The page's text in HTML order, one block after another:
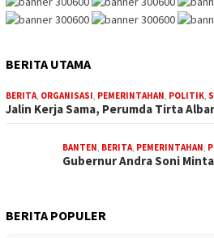
BERITA UTAMA
BERITA, ORGANISASI, PEMERINTAHAN, POLITIK,
Jalin Kerja Sama, Perumda Tirta
BANTEN, BERITA, PEMERINTAHAN,
Gubernur Andra Soni
BERITA POPULER